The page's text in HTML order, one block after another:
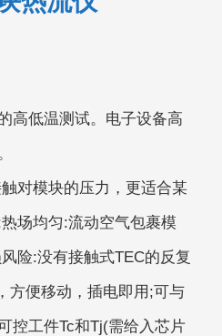
高低温测试。电子设备高
对模块的压力，更适合某
场均匀:流动空气包裹模
险:没有接触式TEC的反复
方便移动，插电即用;可与
控工件Tc和Tj(需给入芯片